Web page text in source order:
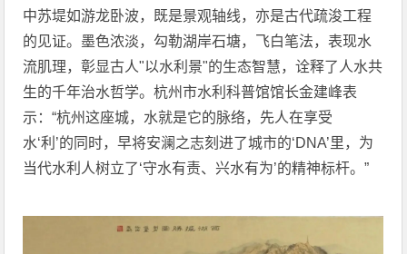
中苏堤如游龙卧波，既是景观轴线，亦是古代疏浚工程
的见证。墨色浓淡，勾勒湖岸石塘，飞白笔法，表现水
流肌理，彰显古人"以水利景"的生态智慧，诠释了人水共
生的千年治水哲学。杭州市水利科普馆馆长金建峰表
示：“杭州这座城，水就是它的脉络，先人在享受
水‘利’的同时，早将安澜之志刻进了城市的‘DNA’里，为
当代水利人树立了‘守水有责、兴水有为’的精神标杆。”